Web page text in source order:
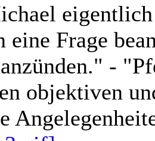
eine Frage
-
objektiven